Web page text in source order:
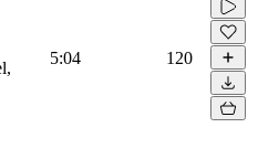
5:04 120